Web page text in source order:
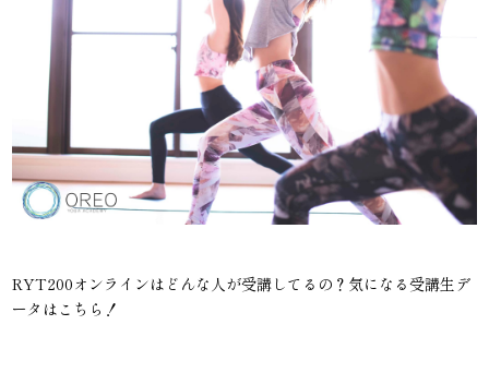
RYT200オンラインはどんな人が受講してるの？気になる受講生デ
ータはこちら！